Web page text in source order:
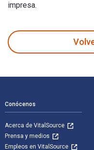
impresa.
Conócenos
Acerca de VitalSource
Prensa y medios
Empleos en VitalSource